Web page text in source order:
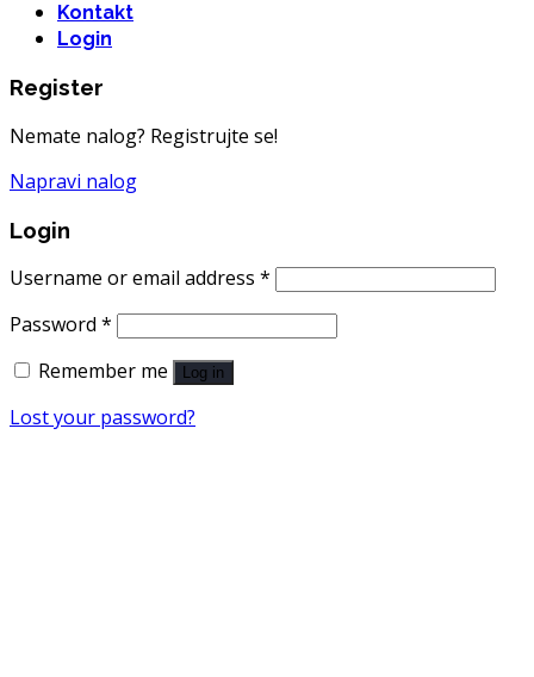
Kontakt
Login
Register
Nemate nalog? Registrujte se!
Napravi nalog
Login
Username or email address *
Password *
Remember me
Log in
Lost your password?